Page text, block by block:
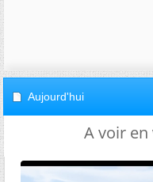
Aujourd'hui
A voir